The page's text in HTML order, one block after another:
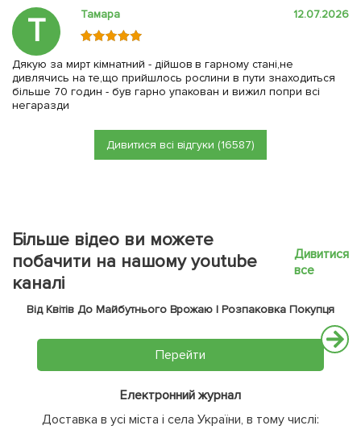
Т Тамара 12.07.2026
Дякую за мирт кімнатний - дійшов в гарному стані,не
дивлячись на те,що прийшлось рослини в пути знаходиться
більше 70 годин - був гарно упакован и вижил попри всі
негаразди
Дивитися всі відгуки (16587)
Більше відео ви можете
побачити на нашому youtube
каналі
Дивитися
все
Від Квітів До Майбутнього Врожаю | Розпаковка Покупця
Перейти
Електронний журнал
Доставка в усі міста і села України, в тому числі: